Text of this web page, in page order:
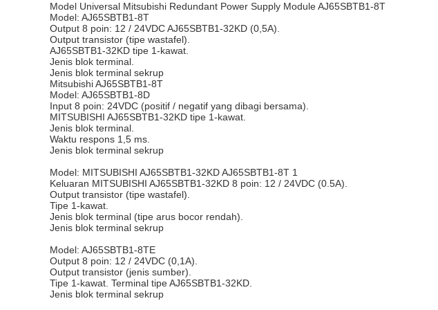
Model Universal Mitsubishi Redundant Power Supply Module AJ65SBTB1-8T
Model: AJ65SBTB1-8T
Output 8 poin: 12 / 24VDC AJ65SBTB1-32KD (0,5A).
Output transistor (tipe wastafel).
AJ65SBTB1-32KD tipe 1-kawat.
Jenis blok terminal.
Jenis blok terminal sekrup
Mitsubishi AJ65SBTB1-8T
Model: AJ65SBTB1-8D
Input 8 poin: 24VDC (positif / negatif yang dibagi bersama).
MITSUBISHI AJ65SBTB1-32KD tipe 1-kawat.
Jenis blok terminal.
Waktu respons 1,5 ms.
Jenis blok terminal sekrup
Model: MITSUBISHI AJ65SBTB1-32KD AJ65SBTB1-8T 1
Keluaran MITSUBISHI AJ65SBTB1-32KD 8 poin: 12 / 24VDC (0.5A).
Output transistor (tipe wastafel).
Tipe 1-kawat.
Jenis blok terminal (tipe arus bocor rendah).
Jenis blok terminal sekrup
Model: AJ65SBTB1-8TE
Output 8 poin: 12 / 24VDC (0,1A).
Output transistor (jenis sumber).
Tipe 1-kawat. Terminal tipe AJ65SBTB1-32KD.
Jenis blok terminal sekrup